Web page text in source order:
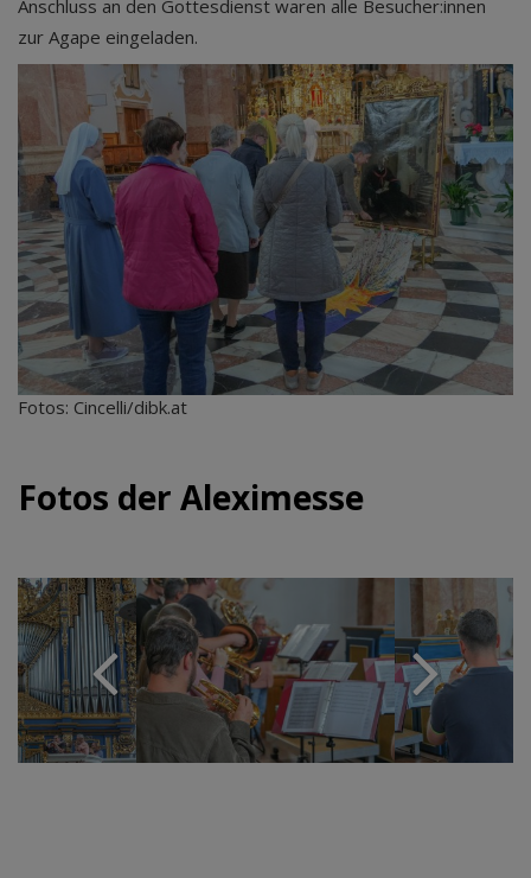
Anschluss an den Gottesdienst waren alle Besucher:innen
zur Agape eingeladen.
Fotos: Cincelli/dibk.at
Fotos der Aleximesse